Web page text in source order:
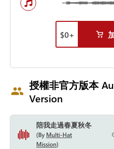
$0+
授權非官方版本
Version
陪我走過春夏秋冬
By Multi-Hat
Mission